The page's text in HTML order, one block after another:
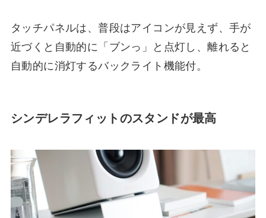
タッチパネルは、普段はアイコンが見えず、手が
近づくと自動的に「ブンっ」と点灯し、離れると
自動的に消灯するバックライト機能付。
シンデレラフィットのスタンドが最高